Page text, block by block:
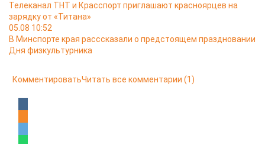
Телеканал ТНТ и Красспорт приглашают красноярцев на
зарядку от «Титана»
05.08 10:52
В Минспорте края расссказали о предстоящем праздновании
Дня физкультурника
КомментироватьЧитать все комментарии (1)